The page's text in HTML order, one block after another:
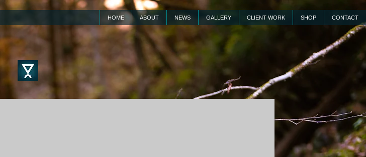
HOME ABOUT NEWS GALLERY CLIENT WORK SHOP CONTACT